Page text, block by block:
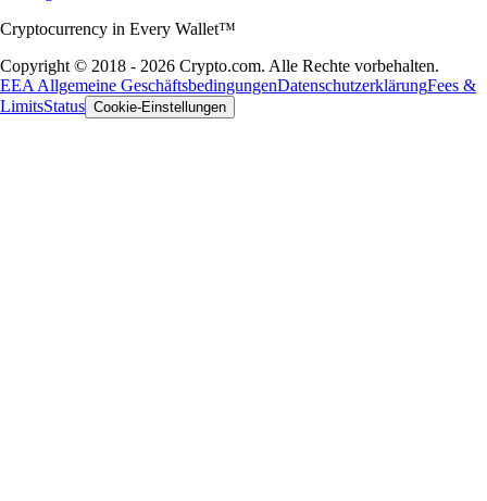
Cryptocurrency in Every Wallet™
Copyright © 2018 - 2026 Crypto.com. Alle Rechte vorbehalten.
EEA Allgemeine GeschäftsbedingungenDatenschutzerklärungFees &
LimitsStatus Cookie-Einstellungen